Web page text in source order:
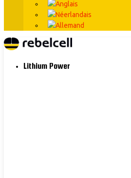
Lithium Power